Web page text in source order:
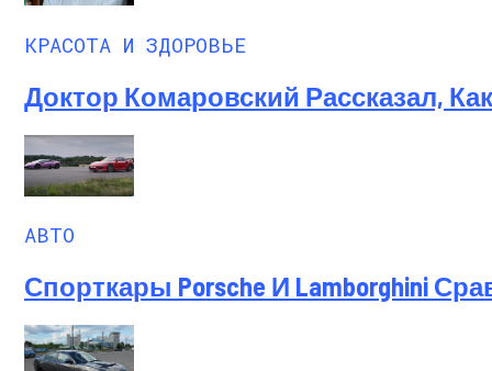
КРАСОТА И ЗДОРОВЬЕ
Доктор Комаровский Рассказал,
АВТО
Спорткары Porsche И Lamborghini